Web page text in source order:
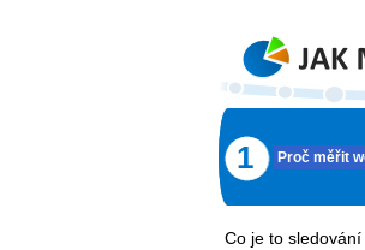
Co je to sledování
1 Proč měřit